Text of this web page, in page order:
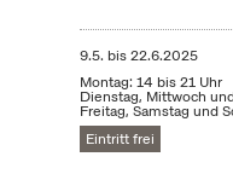
9.5. bis22.6.2025
Montag: 14 bis 21 Uhr
Dienstag, Mittwoch
Freitag, Samstag und
Eintritt frei